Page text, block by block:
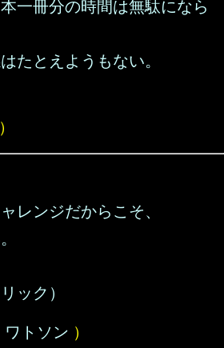
一冊分の時間は無駄になら
たとえようもない。
）
レンジだからこそ、
ック）
ワトソン ）